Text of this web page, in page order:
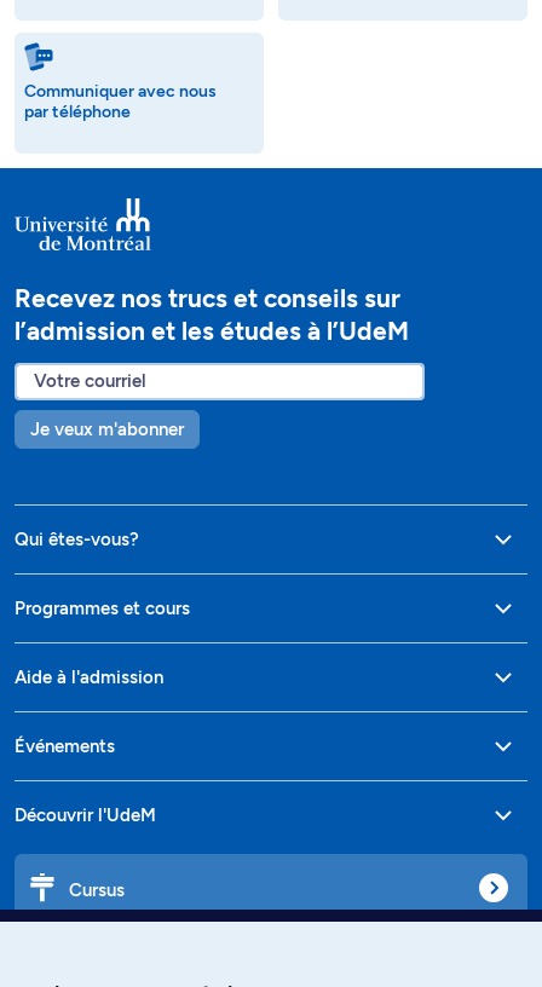
Communiquer avec nous
par téléphone
Recevez nos trucs et conseils sur
l’admission et les études à l’UdeM
Je veux m'abonner
Qui êtes-vous?
Programmes et cours
Aide à l'admission
Événements
Découvrir l'UdeM
Cursus